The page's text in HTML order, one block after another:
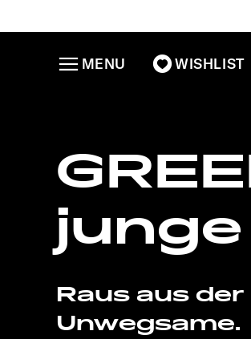
WISHLIST
MENU
junge
Raus aus
Unwegsame.